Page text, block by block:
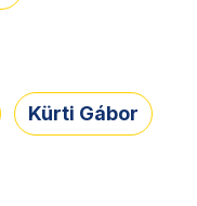
Kürti Gábor